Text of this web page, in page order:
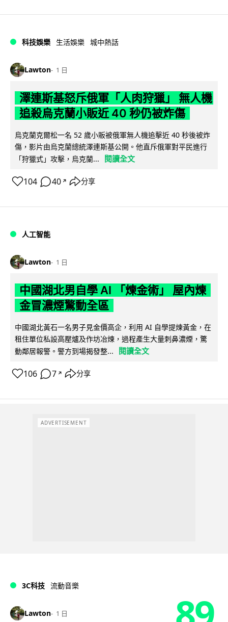
科技娛樂 生活娛樂 城中熱話
Lawton 1 日
澤連斯基怒斥俄軍「人肉狩獵」 無人機
追殺烏克蘭小販近 40 秒仍被炸傷
烏克蘭克爾松一名 52 歲小販被俄軍無人機追擊近 40 秒後被炸
傷，影片由烏克蘭總統澤連斯基公開。他直斥俄軍對平民進行
「狩獵式」攻擊，烏克蘭...
閱讀全文
104 40 ↗ 分享
人工智能
Lawton 1 日
中國湖北男自學 AI 「煉金術」 屋內煉
金冒濃煙驚動全區
中國湖北黃石一名男子見金價高企，利用 AI 自學提煉黃金，在
租住單位私設高壓爐及作坊冶煉，過程產生大量刺鼻濃煙，驚
動鄰居報警。警方到場揭發整...
閱讀全文
106 7 ↗ 分享
ADVERTISEMENT
3C科技 流動音樂
Lawton 1 日